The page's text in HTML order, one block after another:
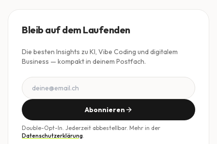
Bleib auf dem Laufenden
Die besten Insights zu KI, Vibe Coding und digitalem
Business — kompakt in deinem Postfach.
Abonnieren
Double-Opt-In. Jederzeit abbestellbar. Mehr in der
Datenschutzerklärung